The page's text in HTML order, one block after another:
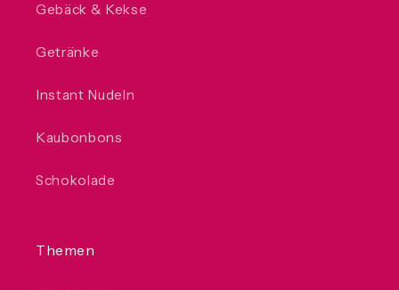
Gebäck & Kekse
Getränke
Instant Nudeln
Kaubonbons
Schokolade
Themen